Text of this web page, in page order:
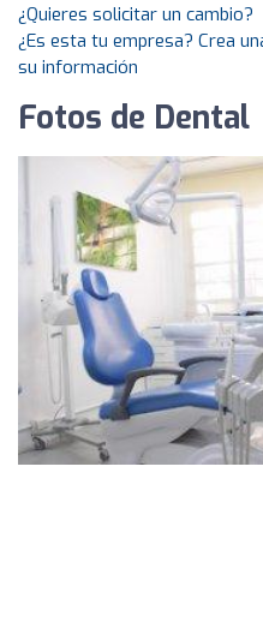
¿Quieres solicitar un cambio?
¿Es esta tu empresa? Crea
su información
Fotos de Dental